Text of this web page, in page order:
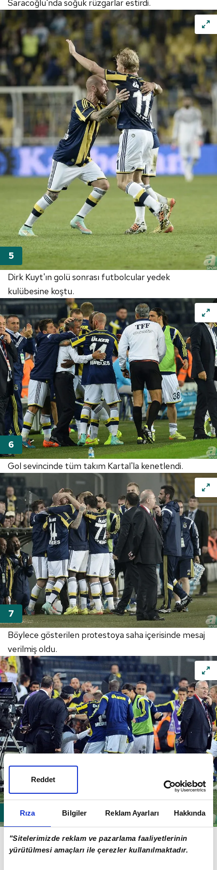
Rıza Bilgiler Reklam Ayarları Hakkında
"Sitelerimizde reklam ve pazarlama faaliyetlerinin
yürütülmesi amaçları ile çerezler kullanılmaktadır.
Reddet
Saracoğlu'nda soğuk rüzgarlar estirdi.
Dirk Kuyt'ın golü sonrası futbolcular yedek
kulübesine koştu.
Gol sevincinde tüm takım Kartal'la kenetlendi.
Böylece gösterilen protestoya saha içerisinde mesaj
verilmiş oldu.
Kuyt'ın golü sonrası Fenerbahçeli futbolcular yedek
kulübesindeki hocalarına koştu ve Kartal'ı saha